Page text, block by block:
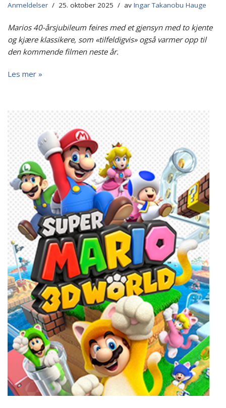
Anmeldelser 25. oktober 2025 av Ingar Takanobu Hauge
Marios 40-årsjubileum feires med et gjensyn med to kjente
og kjære klassikere, som «tilfeldigvis» også varmer opp til
den kommende filmen neste år.
Les mer »